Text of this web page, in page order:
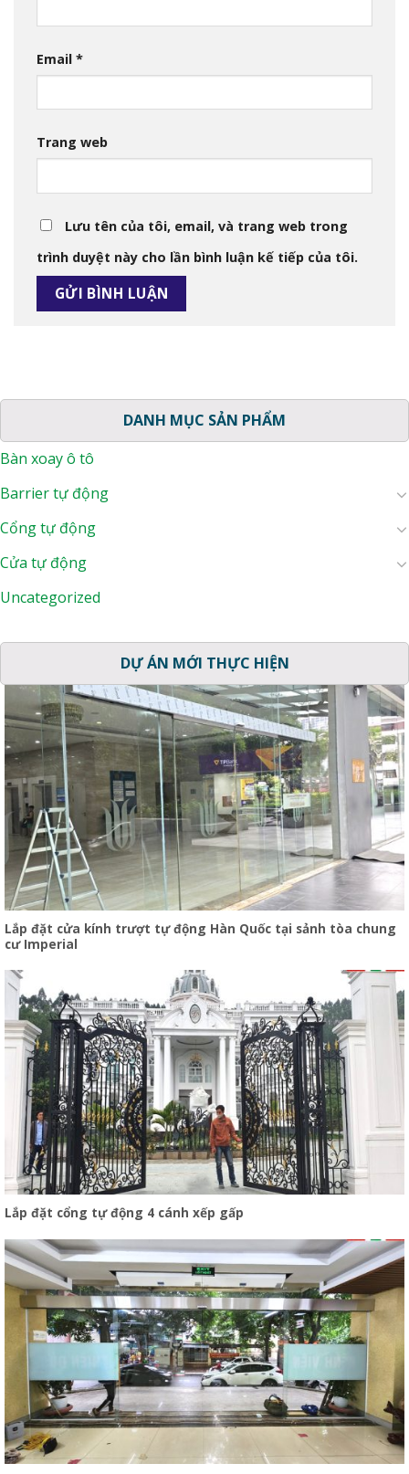
Email *
Trang web
Lưu tên của tôi, email, và trang web trong
trình duyệt này cho lần bình luận kế tiếp của tôi.
DANH MỤC SẢN PHẨM
Bàn xoay ô tô
Barrier tự động
Cổng tự động
Cửa tự động
Uncategorized
DỰ ÁN MỚI THỰC HIỆN
Lắp đặt cửa kính trượt tự động Hàn Quốc tại sảnh tòa chung
cư Imperial
Lắp đặt cổng tự động 4 cánh xếp gấp